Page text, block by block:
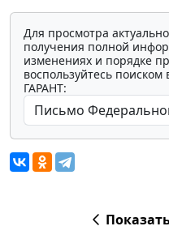
Для просмотра
получения полной
изменениях и порядке
воспользуйтесь
ГАРАНТ: